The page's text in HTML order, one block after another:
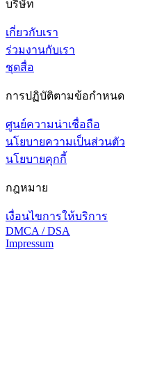
บริษัท
เกี่ยวกับเรา
ร่วมงานกับเรา
ชุดสื่อ
การปฏิบัติตามข้อกำหนด
ศูนย์ความน่าเชื่อถือ
นโยบายความเป็นส่วนตัว
นโยบายคุกกี้
กฎหมาย
เงื่อนไขการให้บริการ
DMCA / DSA
Impressum